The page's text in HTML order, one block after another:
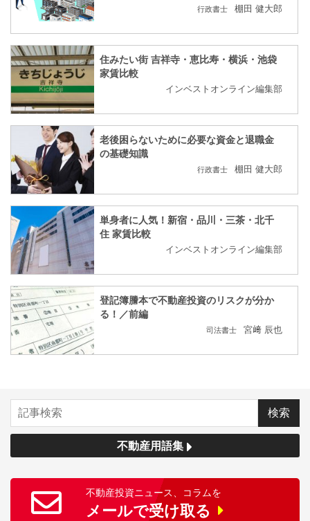
行政書士 棚田 健大郎
住みたい街 吉祥寺・恵比寿・横浜・池袋
家賃比較
インベストオンライン編集部
老後困らないために必要な資金と退職金
の基礎知識
行政書士 棚田 健大郎
単身者に人気！新宿・品川・三茶・北千
住 家賃比較
インベストオンライン編集部
登記簿謄本で不動産投資のリスクが分か
る！／前編
司法書士 宮﨑 辰也
不動産用語集
不動産投資ニュース、コラムを
メールで受け取る